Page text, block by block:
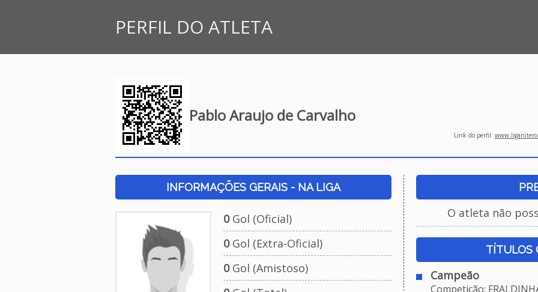
PERFIL DO ATLETA
Pablo Araujo de Carvalho
Link do perfil:
INFORMAÇÕES GERAIS - NA LIGA
0Gol (Oficial)
0Gol (Extra-Oficial)
0Gol (Amistoso)
O atleta não
TÍTULOS
Campeão
Competição: